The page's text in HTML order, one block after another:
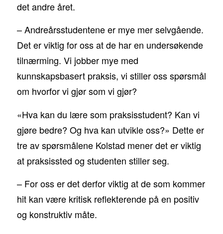
det andre året.
– Andreårsstudentene er mye mer selvgående.
Det er viktig for oss at de har en undersøkende
tilnærming. Vi jobber mye med
kunnskapsbasert praksis, vi stiller oss spørsmål
om hvorfor vi gjør som vi gjør?
«Hva kan du lære som praksisstudent? Kan vi
gjøre bedre? Og hva kan utvikle oss?» Dette er
tre av spørsmålene Kolstad mener det er viktig
at praksissted og studenten stiller seg.
– For oss er det derfor viktig at de som kommer
hit kan være kritisk reflekterende på en positiv
og konstruktiv måte.